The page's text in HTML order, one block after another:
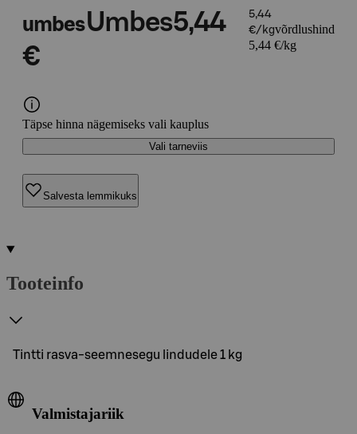
umbesUmbes5,44
€
5,44
€/kgvõrdlushind
5,44 €/kg
Täpse hinna nägemiseks vali kauplus
Vali tarneviis
Salvesta lemmikuks
Tooteinfo
Tintti rasva-seemnesegu lindudele 1 kg
Valmistajariik